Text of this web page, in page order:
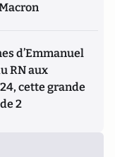
d’Emmanuel
RN aux
cette grande
2